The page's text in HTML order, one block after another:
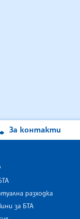
За контакти
разходка
за БТА